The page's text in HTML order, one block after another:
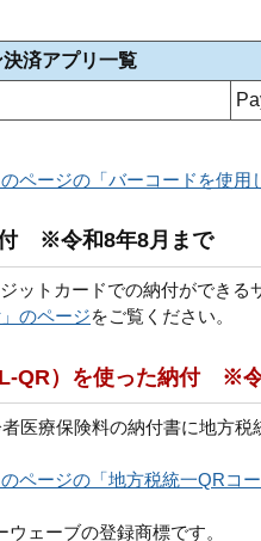
済アプリ一覧
ページの「バーコードを使用
付 ※令和8年8月まで
ットカードでの納付ができる
のページをご覧ください。
QR）を使った納付 ※
医療保険料の納付書に地方
ページの「地方税統一QRコ
ェーブの登録商標です。